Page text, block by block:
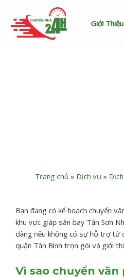
Giới Thiệu
Trang chủ » Dịch vụ »
Bạn đang có kế hoạch chuyển
khu vực giáp sân bay Tân Sơn
dàng nếu không có sự hỗ trợ từ
quận Tân Bình trọn gói và giới
Vì sao chuyển